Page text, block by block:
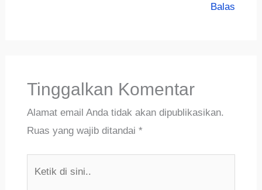
Balas
Tinggalkan Komentar
Alamat email Anda tidak akan dipublikasikan.
Ruas yang wajib ditandai *